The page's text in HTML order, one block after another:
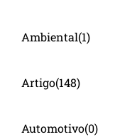
Ambiental(1)
Artigo(148)
Automotivo(0)